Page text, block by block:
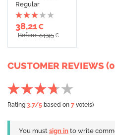
Regular
38,21€
Before: 44,95€
CUSTOMER REVIEWS
Rating 3.7/5 based on 7 vote(s)
You must sign in to write